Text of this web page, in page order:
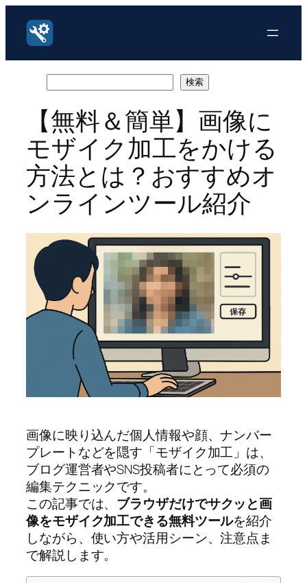
ス
検索
【無料＆簡単】画像に
モザイク加工をかける
方法とは？おすすめオ
ンラインツール紹介
画像に映り込んだ個人情報や顔、ナンバー
プレートなどを隠す「モザイク加工」は、
ブログ運営者やSNS投稿者にとって必須の
編集テクニックです。
この記事では、 ブラウザだけでサクッと画
像をモザイク加工できる無料ツールを紹介
しながら、使い方や活用シーン、注意点ま
で解説します。